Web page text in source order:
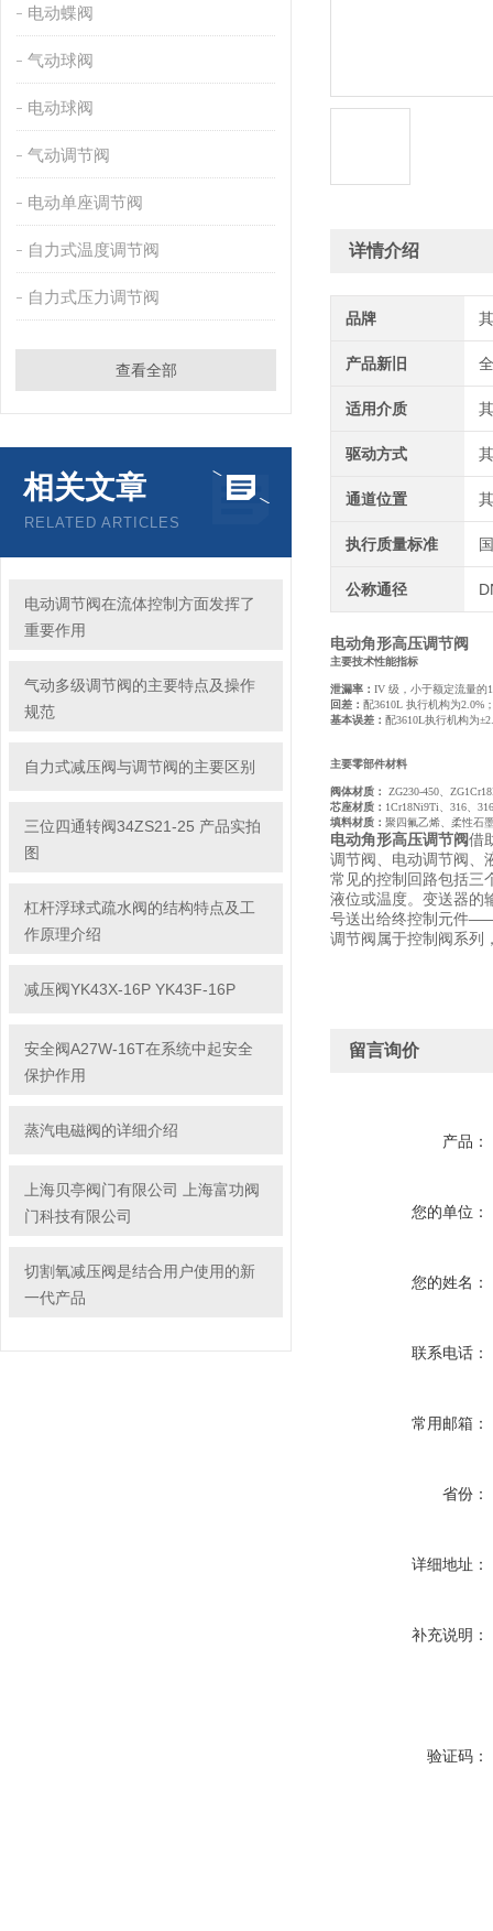
电动蝶阀
气动球阀
电动球阀
气动调节阀
电动单座调节阀
自力式温度调节阀
自力式压力调节阀
查看全部
相关文章
RELATED ARTICLES
电动调节阀在流体控制方面发挥了
重要作用
气动多级调节阀的主要特点及操作
规范
自力式减压阀与调节阀的主要区别
三位四通转阀34ZS21-25 产品实拍
图
杠杆浮球式疏水阀的结构特点及工
作原理介绍
减压阀YK43X-16P YK43F-16P
安全阀A27W-16T在系统中起安全
保护作用
蒸汽电磁阀的详细介绍
上海贝亭阀门有限公司 上海富功阀
门科技有限公司
切割氧减压阀是结合用户使用的新
一代产品
详情介绍
品牌
产品新旧
适用介质
驱动方式
通道位置
执行质量标准
公称通径
电动角形高压调节阀
主要技术性能指标
泄漏率： IV 级，小于额定流量的
回差： 配3610L 执行机构为2.0%
基本误差： 配3610L执行机构为
主要零部件材料
阀体材质：
ZG230-450、
芯座材质： 1Cr18Ni9Ti、316、
填料材质： 聚四氟乙烯、柔性石
电动角形高压调节阀借
调节阀、电动调节阀、
常见的控制回路包括三
液位或温度。变送器的
号送出给终控制元件
调节阀属于控制阀系列
留言询价
产品：
您的单位：
您的姓名：
联系电话：
常用邮箱：
省份：
详细地址：
补充说明：
验证码：